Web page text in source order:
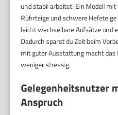
und stabil arbeitet. Ein Modell mit
Rührteige und schwere
leicht wechselbare Aufsätze und
Dadurch sparst du Zeit beim
mit guter Ausstattung macht das
weniger stressig.
Gelegenheitsnutzer
Anspruch